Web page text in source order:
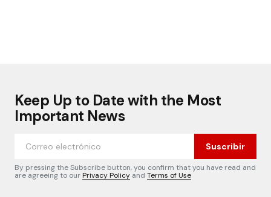
Keep Up to Date with the Most
Important News
Suscribir
By pressing the Subscribe button, you confirm that you have read and
are agreeing to ourPrivacy Policy and Terms of Use